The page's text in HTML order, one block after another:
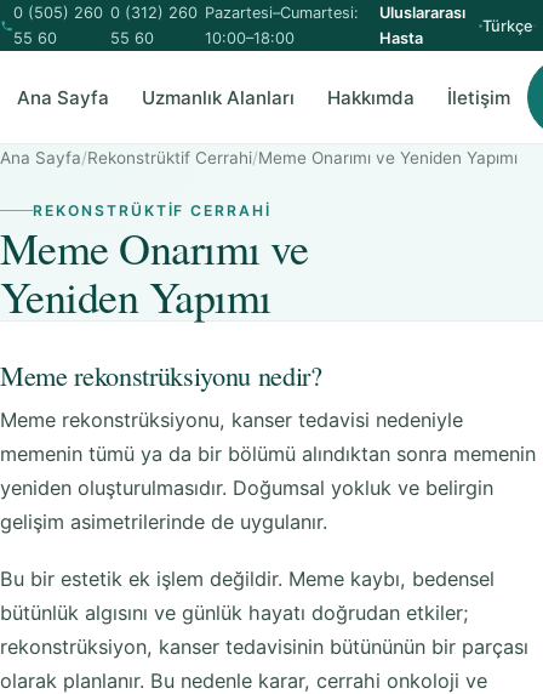
0 (505) 260
55 60
0 (312) 260
55 60
Pazartesi–Cumartesi:
10:00–18:00
Uluslararası
Hasta
Türkçe
Ana Sayfa Uzmanlık Alanları Hakkımda İletişim
Ana Sayfa/Rekonstrüktif Cerrahi/Meme Onarımı ve Yeniden Yapımı
REKONSTRÜKTIF CERRAHI
Meme Onarımı ve
Yeniden Yapımı
Meme rekonstrüksiyonu nedir?
Meme rekonstrüksiyonu, kanser tedavisi nedeniyle
memenin tümü ya da bir bölümü alındıktan sonra memenin
yeniden oluşturulmasıdır. Doğumsal yokluk ve belirgin
gelişim asimetrilerinde de uygulanır.
Bu bir estetik ek işlem değildir. Meme kaybı, bedensel
bütünlük algısını ve günlük hayatı doğrudan etkiler;
rekonstrüksiyon, kanser tedavisinin bütününün bir parçası
olarak planlanır. Bu nedenle karar, cerrahi onkoloji ve